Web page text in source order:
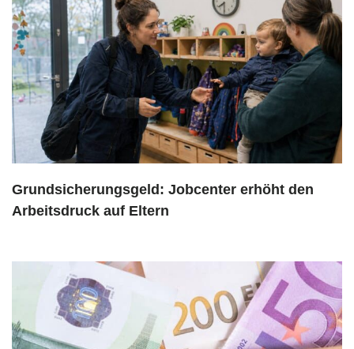
Grundsicherungsgeld: Jobcenter erhöht den
Arbeitsdruck auf Eltern